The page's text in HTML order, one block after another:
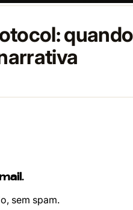
sem spam.